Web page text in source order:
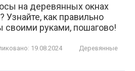
на деревянных окнах
как правильно
своими руками, пошагово!
19.08.2024
Деревянные